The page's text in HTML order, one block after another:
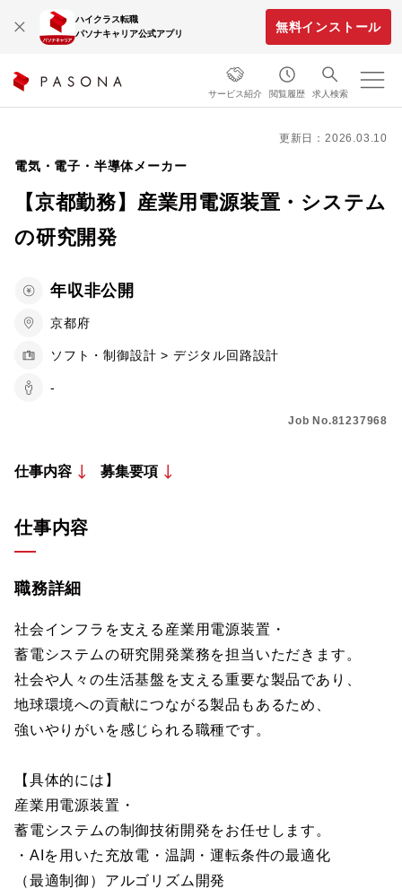
ハイクラス転職
パソナキャリア公式アプリ
無料インストール
サービス紹介 閲覧履歴 求人検索
更新日：2026.03.10
電気・電子・半導体メーカー
【京都勤務】産業用電源装置・システム
の研究開発
年収非公開
京都府
ソフト・制御設計 > デジタル回路設計
-
Job No.81237968
仕事内容 募集要項
仕事内容
職務詳細
社会インフラを支える産業用電源装置・
蓄電システムの研究開発業務を担当いただきます。
社会や人々の生活基盤を支える重要な製品であり、
地球環境への貢献につながる製品もあるため、
強いやりがいを感じられる職種です。
【具体的には】
産業用電源装置・
蓄電システムの制御技術開発をお任せします。
・AIを用いた充放電・温調・運転条件の最適化
（最適制御）アルゴリズム開発